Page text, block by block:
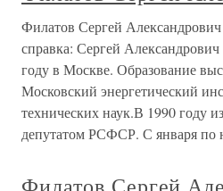
Филатов Сергей
справка: Сергей
году в Москве. Образование
Московский энергетический
технических наук.В 1990 году
депутатом РСФСР. С января по